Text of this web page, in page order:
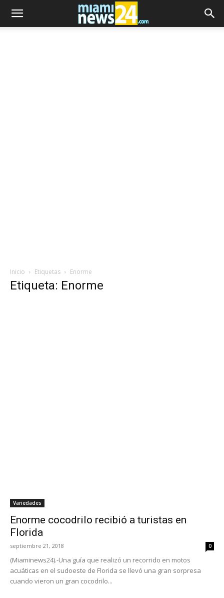
Inicio Etiquetas Enorme
Etiqueta: Enorme
Variedades
Enorme cocodrilo recibió a turistas en
Florida
septiembre 21, 2018 0
(Miaminews24).-Una guía que realizó un recorrido en motos
acuáticas en el sudoeste de Florida se llevó una gran sorpresa
cuando vieron un gran cocodrilo...